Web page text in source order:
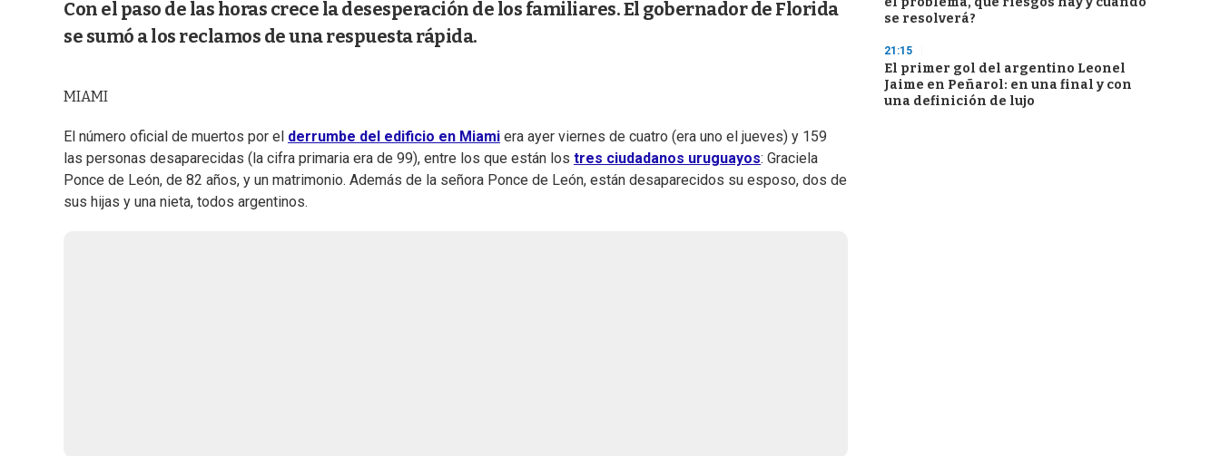
Con el paso de las horas crece la desesperación de los familiares. El gobernador de Florida
se sumó a los reclamos de una respuesta rápida.
MIAMI
El número oficial de muertos por el derrumbe del edificio en Miami era ayer viernes de cuatro (era uno el jueves) y 159
las personas desaparecidas (la cifra primaria era de 99), entre los que están los tres ciudadanos uruguayos: Graciela
Ponce de León, de 82 años, y un matrimonio. Además de la señora Ponce de León, están desaparecidos su esposo, dos de
sus hijas y una nieta, todos argentinos.
se resolverá?
21:15
El primer gol del argentino Leonel
Jaime en Peñarol: en una final y con
una definición de lujo